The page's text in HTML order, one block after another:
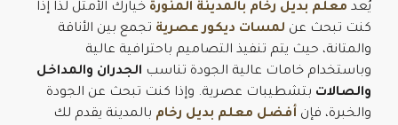
يُعد معلم بديل رخام بالمدينة المنورة خيارك الأمثل لذا إذا
كنت تبحث عن لمسات ديكور عصرية تجمع بين الأناقة
والمتانة، حيث يتم تنفيذ التصاميم باحترافية عالية
وباستخدام خامات عالية الجودة تناسب الجدران والمداخل
والصالات بتشطيبات عصرية. وإذا كنت تبحث عن الجودة
والخبرة، فإن أفضل معلم بديل رخام بالمدينة يقدم لك